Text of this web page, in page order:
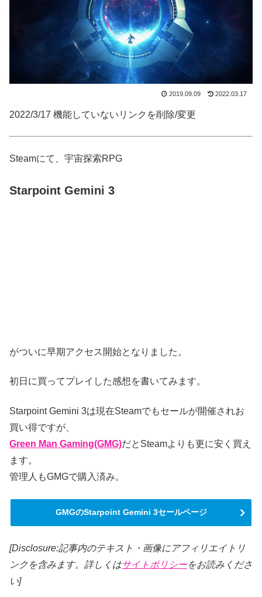
2019.09.09 2022.03.17
2022/3/17 機能していないリンクを削除/変更
Steamにて、宇宙探索RPG
Starpoint Gemini 3
がついに早期アクセス開始となりました。
初日に買ってプレイした感想を書いてみます。
Starpoint Gemini 3は現在Steamでもセールが開催されお
買い得ですが、
Green Man Gaming(GMG)だとSteamよりも更に安く買え
ます。
管理人もGMGで購入済み。
GMGのStarpoint Gemini 3セールページ
[Disclosure:記事内のテキスト・画像にアフィリエイトリ
ンクを含みます。詳しくはサイトポリシーをお読みくださ
い]